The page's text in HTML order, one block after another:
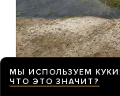
Из-за жары в
МЫ ИСПОЛЬЗУЕМ КУКИ!
ЧТО ЭТО ЗНАЧИТ?